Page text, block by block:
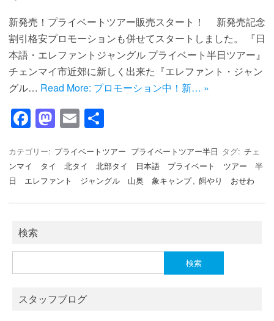
新発売！プライベートツアー販売スタート！ 新発売記念
割引格安プロモーションも併せてスタートしました。 『日
本語・エレファントジャングル プライベート半日ツアー』
チェンマイ市近郊に新しく出来た『エレファント・ジャン
グル… Read More: プロモーション中！新… »
F
c
e
o
k
M
st
o
E
ail
カテゴリー: プライベートツアー プライベートツアー半日 タグ: チェ
ンマイ タイ 北タイ 北部タイ 日本語 プライベート ツアー 半
日 エレファント ジャングル 山奥 象キャンプ, 餌やり おせわ
検索
索:
スタッフブログ